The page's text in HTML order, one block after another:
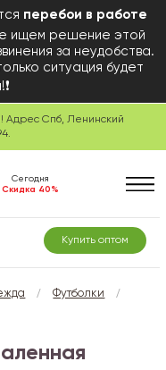
перебои в работе
ищем решение этой
за неудобства.
ситуация будет
Адрес Спб, Ленинский
Сегодня
Скидка 40%
Купить оптом
/ Футболки /